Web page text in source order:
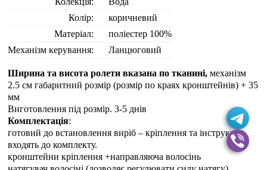
Колір:
коричневий
Матеріал:
поліестер 100%
Механізм керування:
Ланцюговий
Ширина та висота ролети вказана по тканині, механізм
2.5 см габаритний розмір (розмір по краях кронштейнів) + 35
мм
Виготовлення під розмір. 3-5 днiв
Комплектація:
готовий до встановлення виріб – кріплення та інструкція
входять до комплекту.
кронштейни кріплення +направляюча волосінь